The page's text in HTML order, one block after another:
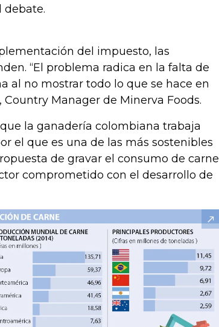
debate.
del impuesto, las
“El problema radica en la falta de
al no mostrar todo lo que se hace en
Manager de Minerva Foods.
la ganadería colombiana trabaja
el que es una de las más sostenibles
de gravar el consumo de carne
comprometido con el desarrollo de